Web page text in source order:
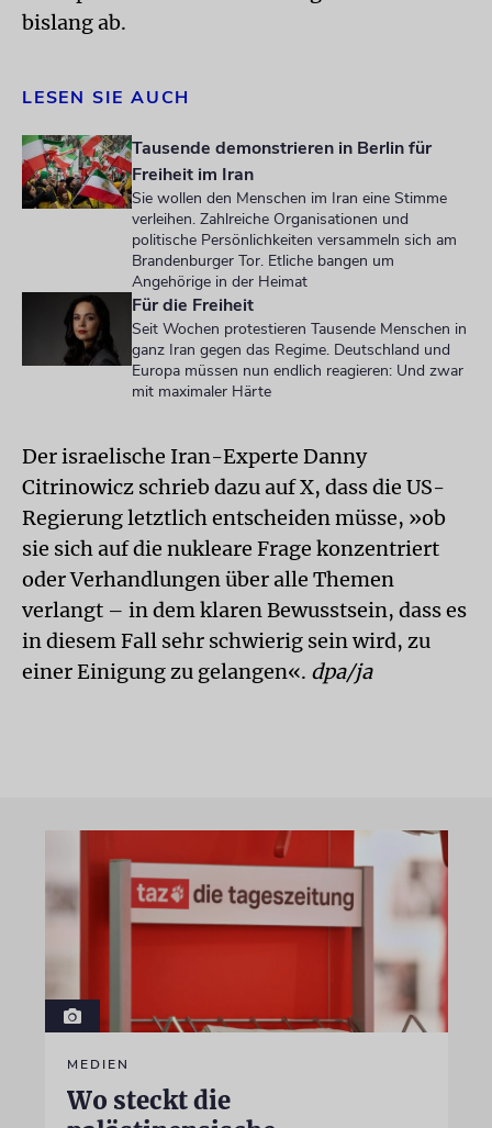
bislang ab.
LESEN SIE AUCH
Tausende demonstrieren in Berlin für
Freiheit im Iran
Sie wollen den Menschen im Iran eine Stimme
verleihen. Zahlreiche Organisationen und
politische Persönlichkeiten versammeln sich am
Brandenburger Tor. Etliche bangen um
Angehörige in der Heimat
Für die Freiheit
Seit Wochen protestieren Tausende Menschen in
ganz Iran gegen das Regime. Deutschland und
Europa müssen nun endlich reagieren: Und zwar
mit maximaler Härte
Der israelische Iran-Experte Danny
Citrinowicz schrieb dazu auf X, dass die US-
Regierung letztlich entscheiden müsse, »ob
sie sich auf die nukleare Frage konzentriert
oder Verhandlungen über alle Themen
verlangt – in dem klaren Bewusstsein, dass es
in diesem Fall sehr schwierig sein wird, zu
einer Einigung zu gelangen«. dpa/ja
MEDIEN
Wo steckt die